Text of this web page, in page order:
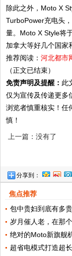
除此之外，Moto X
TurboPower充电头
量。Moto X Style将
加拿大等好几个国家
推荐阅读：河北都市
（正文已结束）
免责声明及提醒： 此
仅为宣传及传递更多
浏览者慎重核实！任
慎！
上一篇：没有了
分享到：
焦点推荐
包中贵妇到底有多
岁月催人老，在那
绝对的Moto新旗舰
超省电模式打造超